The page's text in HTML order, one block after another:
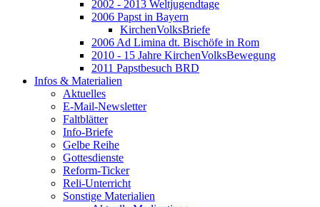
2002 - 2013 Weltjugendtage
2006 Papst in Bayern
KirchenVolksBriefe
2006 Ad Limina dt. Bischöfe in Rom
2010 - 15 Jahre KirchenVolksBewegung
2011 Papstbesuch BRD
Infos & Materialien
Aktuelles
E-Mail-Newsletter
Faltblätter
Info-Briefe
Gelbe Reihe
Gottesdienste
Reform-Ticker
Reli-Unterricht
Sonstige Materialien